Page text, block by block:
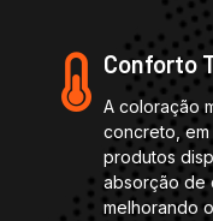
Conforto
A coloração
concreto,
produtos
absorção de
melhorando